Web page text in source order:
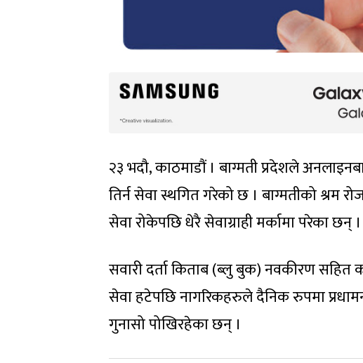
२३ भदौ, काठमाडौं । बाग्मती प्रदेशले
तिर्न सेवा स्थगित गरेको छ । बाग्मतीको श्रम
सेवा रोकेपछि धेरै सेवाग्राही मर्कामा परेका छन् ।
सवारी दर्ता किताब (ब्लु बुक) नवकीरण
सेवा हटेपछि नागरिकहरुले दैनिक रुपमा
गुनासो पोखिरहेका छन् ।